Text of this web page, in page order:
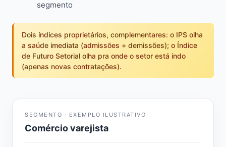
segmento
Dois índices proprietários, complementares: o IPS olha
a saúde imediata (admissões + demissões); o Índice
de Futuro Setorial olha pra onde o setor está indo
(apenas novas contratações).
SEGMENTO · EXEMPLO ILUSTRATIVO
Comércio varejista